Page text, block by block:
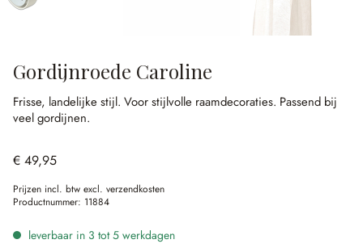
Gordijnroede Caroline
Frisse, landelijke stijl. Voor stijlvolle raamdecoraties. Passend bij
veel gordijnen.
€ 49,95
Prijzen incl. btw excl. verzendkosten
Productnummer: 11884
leverbaar in 3 tot 5 werkdagen